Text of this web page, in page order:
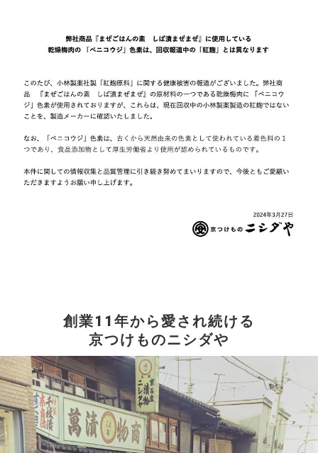
創業11年から愛され続ける
京つけものニシダや